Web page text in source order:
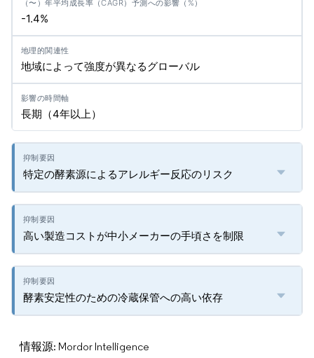
-1.4%
地域によって強度が異なるグローバル
長期（4年以上）
特定の酵素源によるアレルギー反応のリスク
高い製造コストが中小メーカーの手頃さを制限
酵素安定性のための冷蔵保管への高い依存
情報源: Mordor Intelligence